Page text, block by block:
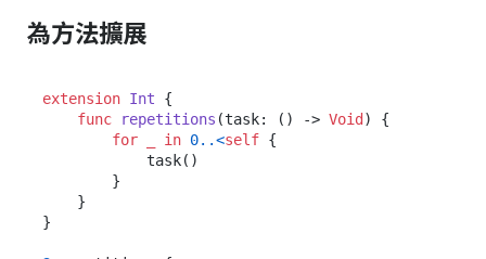
為方法擴展
extension Int {
func
repetitions (task: () -> Void) {
for
in 0..<self {
}